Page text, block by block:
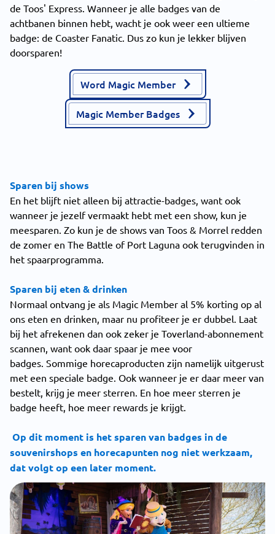
de Toos' Express. Wanneer je alle badges van de
achtbanen binnen hebt, wacht je ook weer een ultieme
badge: de Coaster Fanatic. Dus zo kun je lekker blijven
doorsparen!
Word Magic Member
Magic Member Badges
Sparen bij shows
En het blijft niet alleen bij attractie-badges, want ook
wanneer je jezelf vermaakt hebt met een show, kun je
meesparen. Zo kun je de shows van Toos & Morrel redden
de zomer en The Battle of Port Laguna ook terugvinden in
het spaarprogramma.
Sparen bij eten & drinken
Normaal ontvang je als Magic Member al 5% korting op al
ons eten en drinken, maar nu profiteer je er dubbel. Laat
bij het afrekenen dan ook zeker je Toverland-abonnement
scannen, want ook daar spaar je mee voor
badges. Sommige horecaproducten zijn namelijk uitgerust
met een speciale badge. Ook wanneer je er daar meer van
bestelt, krijg je meer sterren. En hoe meer sterren je
badge heeft, hoe meer rewards je krijgt.
Op dit moment is het sparen van badges in de
souvenirshops en horecapunten nog niet werkzaam,
dat volgt op een later moment.